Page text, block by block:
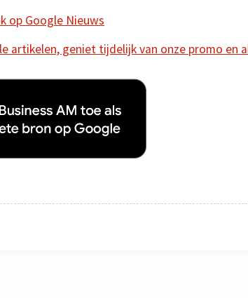
op Google Nieuws
artikelen, geniet tijdelijk van onze promo en